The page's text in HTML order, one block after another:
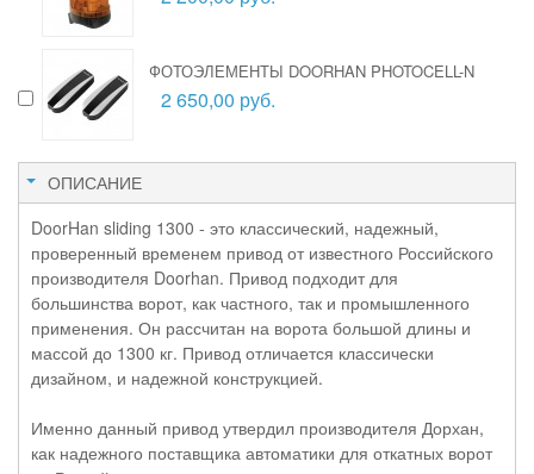
ФОТОЭЛЕМЕНТЫ DOORHAN PHOTOCELL-N
2 650,00 руб.
ОПИСАНИЕ
DoorHan sliding 1300 - это классический, надежный,
проверенный временем привод от известного Российского
производителя Doorhan. Привод подходит для
большинства ворот, как частного, так и промышленного
применения. Он рассчитан на ворота большой длины и
массой до 1300 кг. Привод отличается классически
дизайном, и надежной конструкцией.
Именно данный привод утвердил производителя Дорхан,
как надежного поставщика автоматики для откатных ворот